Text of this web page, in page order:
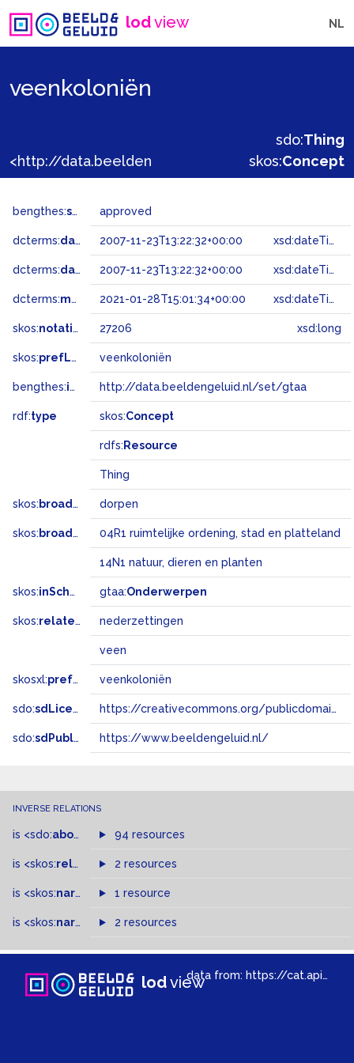
lodview NL
veenkoloniën
sdo:Thing
skos:Concept
bengthes:status approved
dcterms:dateAccepted 2007-11-23T13:22:32+00:00 xsd:dateTime
dcterms:dateSubmitted 2007-11-23T13:22:32+00:00 xsd:dateTime
dcterms:modified 2021-01-28T15:01:34+00:00 xsd:dateTime
skos:notation 27206 xsd:long
skos:prefLabel veenkoloniën
bengthes:inSet http://data.beeldengeluid.nl/set/gtaa
rdf:type skos:Concept
rdfs: Resource
Thing
skos: broader dorpen
skos: broadMatch 04R1 ruimtelijke ordening, stad en platteland
14N1 natuur, dieren en planten
skos:inScheme gtaa:Onderwerpen
skos:related nederzettingen
veen
skosxl:prefLabel veenkoloniën
sdo:sdLicense https://creativecommons.org/publicdomain/zero/1.0/
sdo:sdPublisher https://www.beeldengeluid.nl/
INVERSE RELATIONS
is <sdo:about of 94 resources
is <skos:related > of2 resources
is <skos:narrower >of
1 resource
is <skos:narrowMatch >of
2 resources
lodviewdata from: https://cat.apis.beeldengeluid.nl/sparql